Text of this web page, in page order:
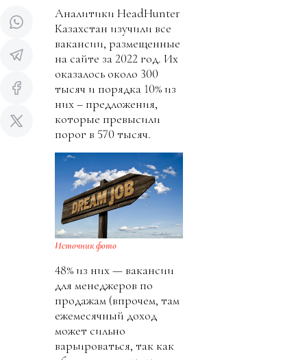
Аналитики HeadHunter
Казахстан изучили все
вакансии, размещенные
на сайте за 2022 год. Их
оказалось около 300
тысяч и порядка 10% из
них – предложения,
которые превысили
порог в 570 тысяч.
Источник фото
48% из них — вакансии
для менеджеров по
продажам (впрочем, там
ежемесячный доход
может сильно
варьироваться, так как